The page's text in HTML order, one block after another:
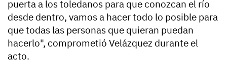
puerta a los toledanos para que conozcan el río
desde dentro, vamos a hacer todo lo posible para
que todas las personas que quieran puedan
hacerlo", comprometió Velázquez durante el
acto.